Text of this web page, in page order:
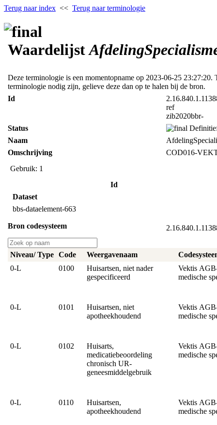
Terug naar index << Terug naar terminologie
Waardelijst
Deze terminologie is een momentopname op 2023‑06‑25
terminologie nodig zijn, gelieve deze dan op te halen bij de bron.
Id
ref
zib2020bbr-
Status
Naam
Omschrijving
COD016-
Gebruik: 1
Id
Dataset
bbs-dataelement-663
Bron codesysteem
Niveau/ Type Code Weergavenaam
0‑L
0100
Huisartsen, niet nader
gespecificeerd
Vektis
medische
0‑L 0101
Huisartsen, niet
apotheekhoudend
Vektis
medische
0‑L 0102
Huisarts,
medicatiebeoordeling
chronisch UR-
geneesmiddelgebruik
Vektis
medische
0‑L 0110
Huisartsen,
apotheekhoudend
Vektis
medische